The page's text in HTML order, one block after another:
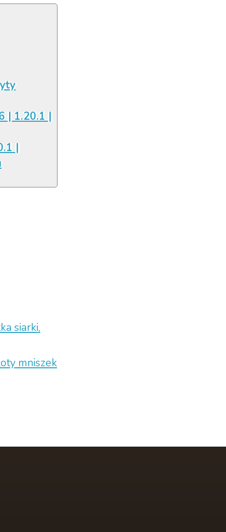
| 1.20.1 |
|
siarki,
mniszek